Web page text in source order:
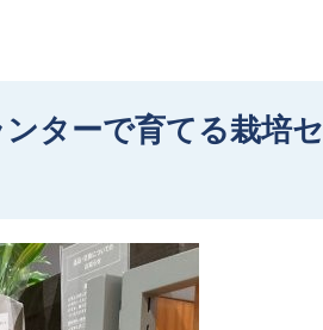
ターで育てる栽培セ